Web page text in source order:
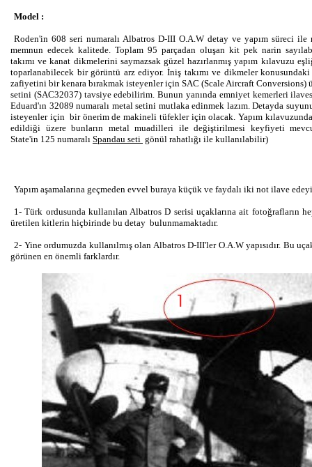
Model :
Roden'in 608 seri numaralı Albatros D-III O.A.W detay ve yapım süreci ile
memnun edecek kalitede. Toplam 95 parçadan oluşan kit pek narin
takımı ve kanat dikmelerini saymazsak güzel hazırlanmış yapım kılavuzu
toparlanabilecek bir görüntü arz ediyor. İniş takımı ve dikmeler konusundaki
zafiyetini bir kenara bırakmak isteyenler için SAC (Scale Aircraft Conversions)
setini (SAC32037) tavsiye edebilirim. Bunun yanında emniyet kemerleri
Eduard'ın 32089 numaralı metal setini mutlaka edinmek lazım. Detayda
isteyenler için bir önerim de makineli tüfekler için olacak. Yapım
edildiği üzere bunların metal muadilleri ile değiştirilmesi keyfiyeti
State'in 125 numaralı Spandau seti gönül rahatlığı ile kullanılabilir)
Yapım aşamalarına geçmeden evvel buraya küçük ve faydalı iki not ilave
1- Türk ordusunda kullanılan Albatros D serisi uçaklarına ait fotoğrafların
üretilen kitlerin hiçbirinde bu detay bulunmamaktadır.
2- Yine ordumuzda kullanılmış olan Albatros D-III'ler O.A.W yapısıdır. Bu
görünen en önemli farklardır.